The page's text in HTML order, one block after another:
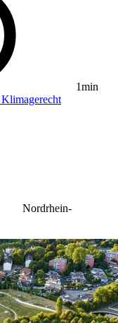
1min
Klimagerecht
Nordrhein-